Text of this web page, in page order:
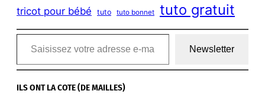
tricot pour bébé tuto tuto bonnet tuto gratuit
Saisissez votre adresse e-mail…
Newsletter
ILS ONT LA COTE (DE MAILLES)